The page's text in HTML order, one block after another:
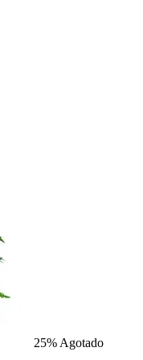
25%Agotado